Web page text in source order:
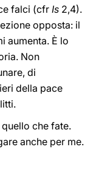
falci (cfr Is 2,4).
opposta: il
aumenta. È lo
Non
di
della pace
che fate.
anche per me.